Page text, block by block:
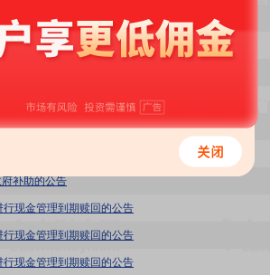
用及其他关联资金往来情况汇总表
术企业证书的公告
证书的公告
府补助的公告
金存放与使用情况的专项报告
资金占用及其他关联资金往来情况汇总表
补助的公告
现金管理到期赎回的公告
现金管理到期赎回的公告
现金管理到期赎回的公告